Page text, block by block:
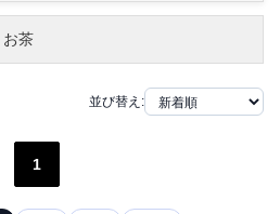
お茶
並び替え:
1